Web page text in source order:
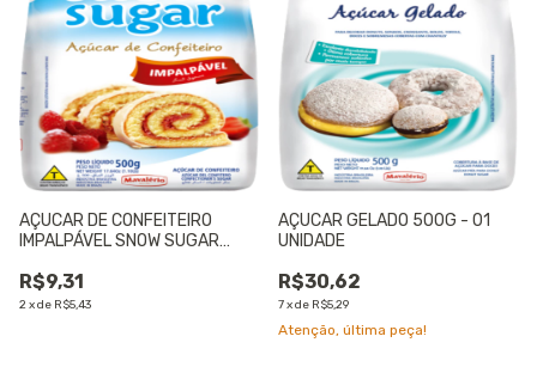
AÇUCAR DE CONFEITEIRO
IMPALPÁVEL SNOW SUGAR
R$9,31
2xde R$5,43
AÇUCAR GELADO 500G - 01
UNIDADE
R$30,62
7xde R$5,29
Atenção, última peça!